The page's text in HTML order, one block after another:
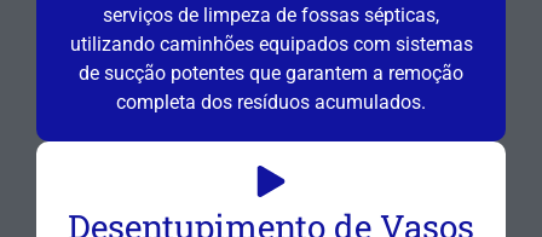
serviços de limpeza de fossas sépticas,
utilizando caminhões equipados com sistemas
de sucção potentes que garantem a remoção
completa dos resíduos acumulados.
Desentupimento de Vasos